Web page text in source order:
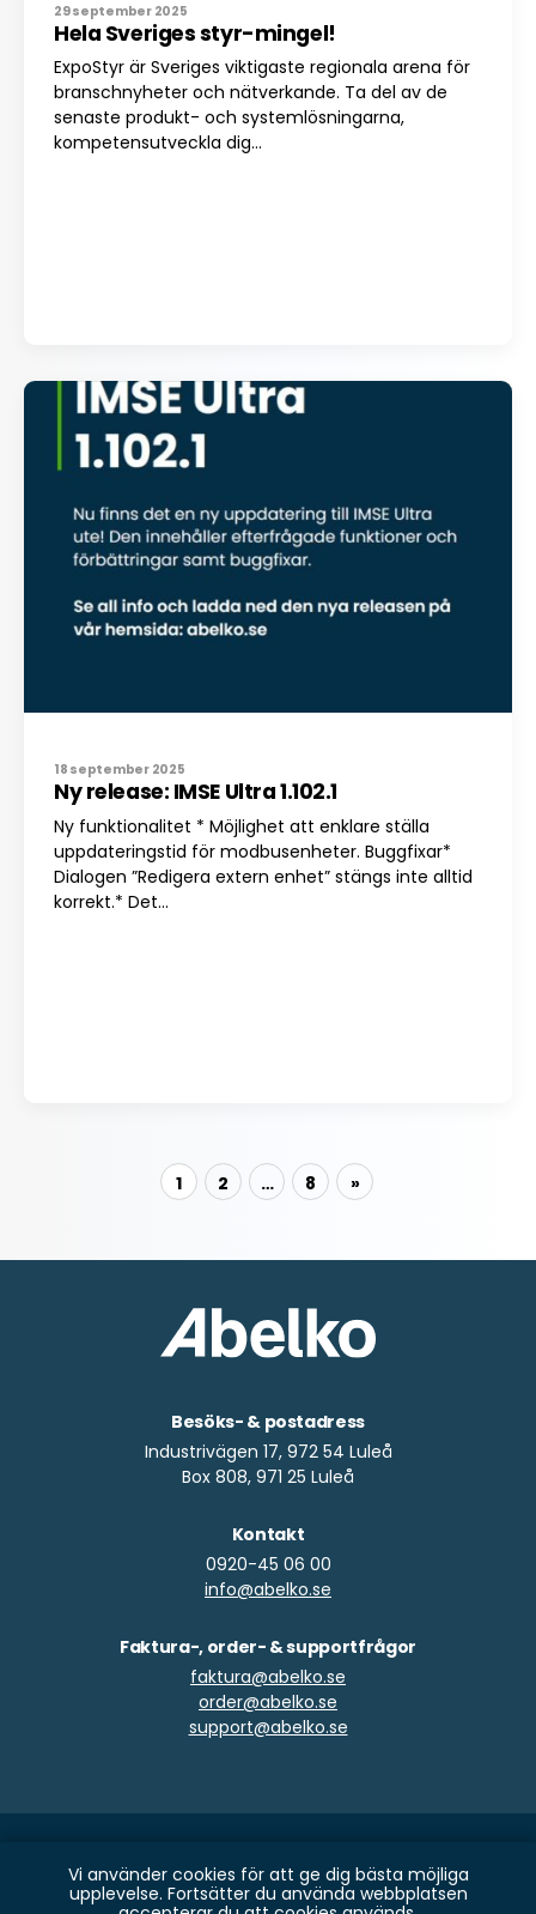
29 september 2025
Hela Sveriges styr-mingel!
ExpoStyr är Sveriges viktigaste regionala arena för
branschnyheter och nätverkande. Ta del av de
senaste produkt- och systemlösningarna,
kompetensutveckla dig...
18 september 2025
Ny release: IMSE Ultra 1.102.1
Ny funktionalitet * Möjlighet att enklare ställa
uppdateringstid för modbusenheter. Buggfixar*
Dialogen ”Redigera extern enhet” stängs inte alltid
korrekt.* Det...
1 2 … 8 »
Besöks- & postadress
Industrivägen 17, 972 54 Luleå
Box 808, 971 25 Luleå
Kontakt
0920-45 06 00
info@abelko.se
Faktura-, order- & supportfrågor
faktura@abelko.se
order@abelko.se
support@abelko.se
Utvecklat och tillverkat i Luleå
Vi använder cookies för att ge dig bästa möjliga
upplevelse. Fortsätter du använda webbplatsen